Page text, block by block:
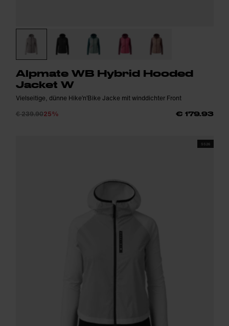
Alpmate WB Hybrid Hooded
Jacket W
Vielseitige, dünne Hike’n’Bike Jacke mit winddichter Front
€ 239.9025% € 179.93
SS26